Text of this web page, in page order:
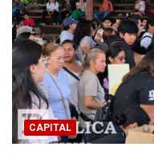
CAPITAL